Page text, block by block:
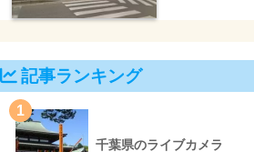
記事ランキング
1
千葉県のライブカメラ